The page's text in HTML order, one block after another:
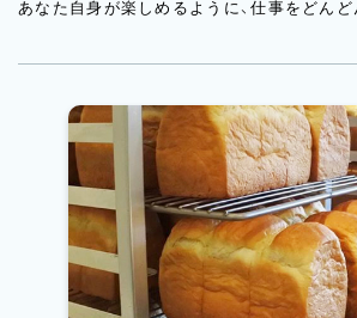
あなた自身が楽しめるように、仕事をどんど